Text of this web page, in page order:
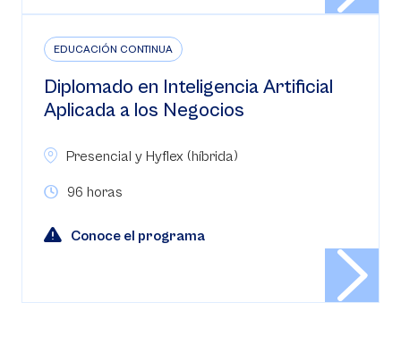
EDUCACIÓN CONTINUA
Diplomado en Inteligencia Artificial
Aplicada a los Negocios
Presencial y Hyflex (híbrida)
96 horas
Conoce el programa